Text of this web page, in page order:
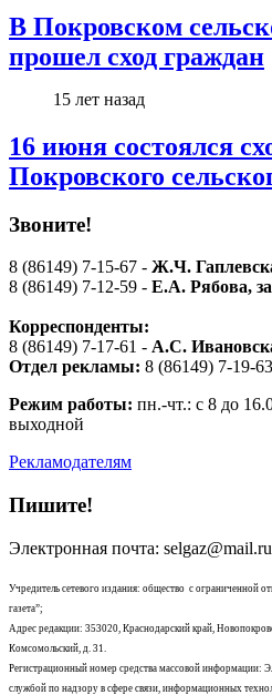
В Покровском
прошел сход граждан
15 лет назад
16 июня состоялся
Покровского
Звоните!
8 (86149) 7-15-67 - Ж.Ч.
8 (86149) 7-12-59 - Е.А. Рябова,
Корреспонденты:
8 (86149) 7-17-61 - А.С.
Отдел рекламы: 8 (86149) 7-19-
Режим работы: пн.-чт.: с 8 до
выходной
Рекламодателям
Пишите!
Электронная почта: selgaz@mail.ru
Учредитель сетевого издания: общество с ограниченной
газета”;
Адрес редакции: 353020, Краснодарский край,
Комсомольский, д. 31.
Регистрационный номер средства массовой информации:
службой по надзору в сфере связи, информационных